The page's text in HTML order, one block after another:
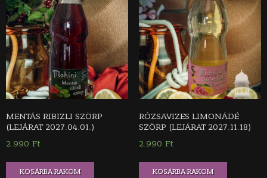
MENTÁS RIBIZLI SZÖRP
(LEJÁRAT 2027.04.01.)
2.990 Ft
KOSÁRBA RAKOM
RÓZSAVIZES LIMONÁDÉ
SZÖRP (LEJÁRAT 2027.11.18)
2.990 Ft
KOSÁRBA RAKOM